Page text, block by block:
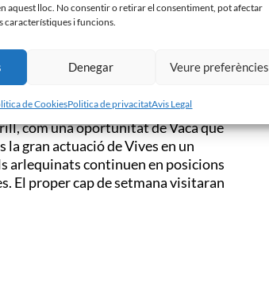
aquest lloc. No consentir o retirar el consentiment, pot afectar
característiques i funcions.
Denegar Veure preferències
de CookiesPolitica de privacitatAvis Legal
rematava en el segon pal
i arribaven amb cert perill
va anar millorant mica en
una rematada de Pau per sobre
com una oportunitat de Vaca que
gran actuació de Vives en un
arlequinats continuen en posicions
El proper cap de setmana visitaran